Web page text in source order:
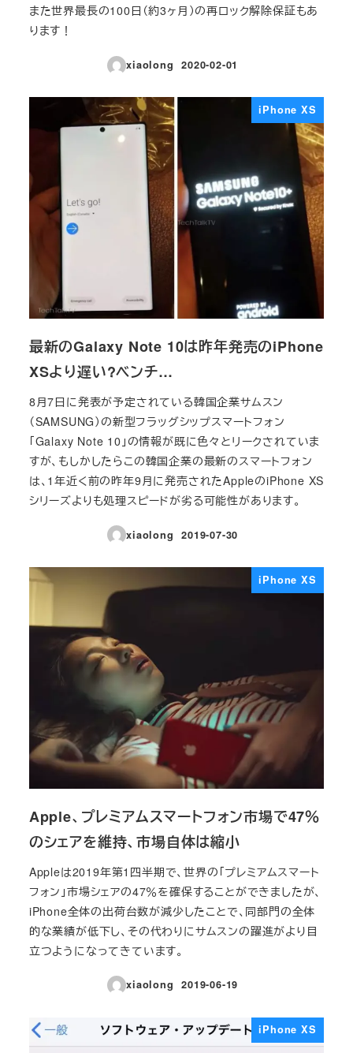
また世界最長の100日（約3ヶ月）の再ロック解除保証もあ
ります！
xiaolong
投稿日
2020-02-01
iPhone XS
最新のGalaxy Note 10は昨年発売のiPhone
XSより遅い?ベンチ…
8月7日に発表が予定されている韓国企業サムスン
（SAMSUNG）の新型フラッグシップスマートフォン
「Galaxy Note 10」の情報が既に色々とリークされていま
すが、もしかしたらこの韓国企業の最新のスマートフォン
は、1年近く前の昨年9月に発売されたAppleのiPhone XS
シリーズよりも処理スピードが劣る可能性があります。
xiaolong
投稿日
2019-07-30
iPhone XS
Apple、プレミアムスマートフォン市場で47％
のシェアを維持、市場自体は縮小
Appleは2019年第1四半期で、世界の「プレミアムスマート
フォン」市場シェアの47％を確保することができましたが、
iPhone全体の出荷台数が減少したことで、同部門の全体
的な業績が低下し、その代わりにサムスンの躍進がより目
立つようになってきています。
xiaolong
投稿日
2019-06-19
iPhone XS